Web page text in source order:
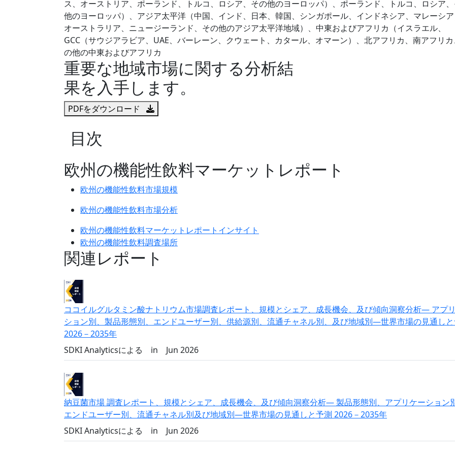
ス、オーストリア、ポーランド、トルコ、ロシア、その他のヨーロッパ）、ポーランド、トルコ、ロシア
他のヨーロッパ）、アジア太平洋（中国、インド、日本、韓国、シンガポール、インドネシア、マレーシア
オーストラリア、ニュージーランド、その他のアジア太平洋地域）、中東およびアフリカ（イスラエル、
GCC（サウジアラビア、UAE、バーレーン、クウェート、カタール、オマーン）、北アフリカ、南アフリ
の他の中東およびアフリカ
重要な地域市場に関する分析結
果を入手します。
PDFをダウンロード
目次
欧州の機能性飲料マーケットレポート
欧州の機能性飲料市場規模
欧州の機能性飲料市場分析
欧州の機能性飲料マーケットレポートインサイト
欧州の機能性飲料調査場所
関連レポート
ココイルグルタミン酸ナトリウム市場調査レポート、規模とシェア、成長機会、及び傾向洞察分析― アプ
ション別、製品形態別、エンドユーザー別、供給源別、流通チャネル別、及び地域別―世界市場の見通し
2026－2035年
SDKI Analyticsによる
in Jun 2026
納豆菌市場 調査レポート、規模とシェア、成長機会、及び傾向洞察分析― 製品形態別、アプリケーション別
エンドユーザー別、流通チャネル別及び地域別―世界市場の見通しと予測 2026－2035年
SDKI Analyticsによる
in Jun 2026